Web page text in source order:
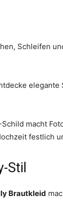
Schleifen
macht
festlich
Stil
Brautkleid